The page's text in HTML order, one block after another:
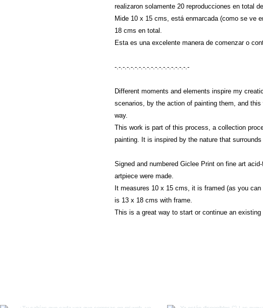
realizaron solamente 20 reproducciones en total
Mide 10 x 15 cms, está enmarcada (como se ve
18 cms en total.
Esta es una excelente manera de comenzar o
-.-.-.-.-.-.-.-.-.-.-.-.-.-.-.-.-.-.-
Different moments and elements inspire my
scenarios, by the action of painting them, and
way.
This work is part of this process, a collection
painting. It is inspired by the nature that surrounds
Signed and numbered Giclee Print on fine art
artpiece were made.
It measures 10 x 15 cms, it is framed (as you
is 13 x 18 cms with frame.
This is a great way to start or continue an existing